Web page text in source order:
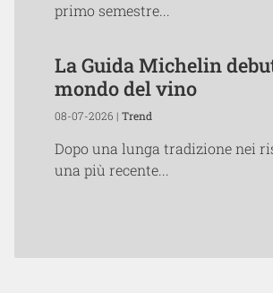
primo semestre...
La Guida Michelin
mondo del vino
08-07-2026 | Trend
Dopo una lunga tradizione nei
una più recente...